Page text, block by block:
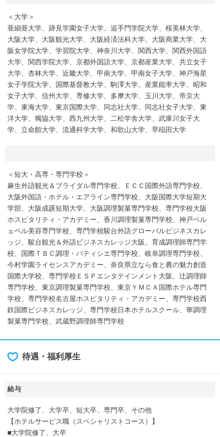
＜大学＞
亜細亜大学、跡見学園女子大学、追手門学院大学、桜美林大学、
大阪大学、大阪観光大学、大阪経済法科大学、大阪商業大学、大
阪女学院大学、学習院大学、神奈川大学、関西大学、関西外国語
大学、関西学院大学、京都外国語大学、京都産業大学、共立女子
大学、杏林大学、近畿大学、甲南大学、甲南女子大学、神戸海星
女子学院大学、国際基督教大学、駒澤大学、産業能率大学、昭和
女子大学、信州大学、専修大学、多摩大学、玉川大学、帝京大
学、東海大学、東京国際大学、同志社大学、同志社女子大学、東
洋大学、獨協大学、西九州大学、二松学舎大学、武庫川女子大
学、立命館大学、流通科学大学、和歌山大学、早稲田大学
＜短大・高専・専門学校＞
麻生外語観光＆ブライダル専門学校、ＥＣＣ国際外語専門学校、
大阪外国語・ホテル・エアライン専門学校、大阪国際大学短期大
学部、大阪成蹊短期大学、大阪調理製菓専門学校、専門学校大阪
ホスピタリティ・アカデミー、香川調理製菓専門学校、神戸ベル
ェベル美容専門学校、専門学校駿台外語グローバルビジネスカレ
ッジ、駿台観光＆外語ビジネスカレッジ大阪、育成調理師専門学
校、国際ＴＢＣ調理・パティシエ専門学校、岐阜調理専門学校、
今村学園ライセンスアカデミー、奈良県立なら食と農の魅力創造
国際大学校、専門学校ＥＳＰエンタテインメント大阪、辻調理師
専門学校、東京調理製菓専門学校、東京ＹＭＣＡ国際ホテル専門
学校、専門学校名古屋ホスピタリティ・アカデミー、専門学校西
鉄国際ビジネスカレッジ、専門学校日本ホテルスクール、華調理
製菓専門学校、武蔵野調理師専門学校
待遇・福利厚生
給与
大学院修了、大学卒、短大卒、専門卒、その他
【ホテルサービス職（スペシャリストコース）】
■大学院修了、大卒